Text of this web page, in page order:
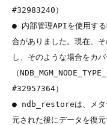
#32983240）
● 内部管理APIを使用する
合がありました。現在、
し、そのような場合をカ
（
#32957364）
● ndb_restoreは、メ
元された後にデータを